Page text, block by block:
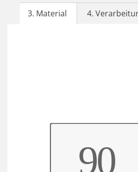
3. Material 4.